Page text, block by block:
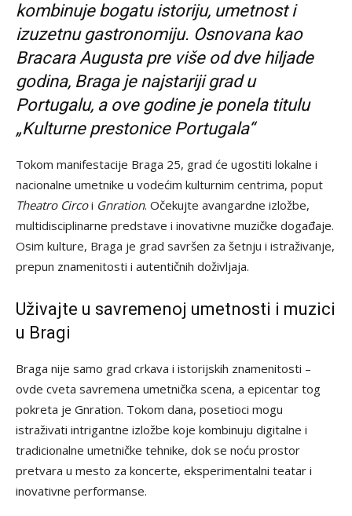
kombinuje bogatu istoriju, umetnost i
izuzetnu gastronomiju. Osnovana kao
Bracara Augusta pre više od dve hiljade
godina, Braga je najstariji grad u
Portugalu, a ove godine je ponela titulu
„Kulturne prestonice Portugala“
Tokom manifestacije Braga 25, grad će ugostiti lokalne i
nacionalne umetnike u vodećim kulturnim centrima, poput
Theatro Circoi Gnration. Očekujte avangardne izložbe,
multidisciplinarne predstave i inovativne muzičke događaje.
Osim kulture, Braga je grad savršen za šetnju i istraživanje,
prepun znamenitosti i autentičnih doživljaja.
Uživajte u savremenoj umetnosti i muzici
u Bragi
Braga nije samo grad crkava i istorijskih znamenitosti –
ovde cveta savremena umetnička scena, a epicentar tog
pokreta je Gnration. Tokom dana, posetioci mogu
istraživati intrigantne izložbe koje kombinuju digitalne i
tradicionalne umetničke tehnike, dok se noću prostor
pretvara u mesto za koncerte, eksperimentalni teatar i
inovativne performanse.